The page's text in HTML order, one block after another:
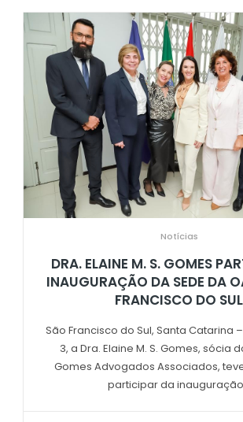
Notícias
DRA. ELAINE M. S. GOMES
INAUGURAÇÃO DA SEDE DA
FRANCISCO DO SUL
São Francisco do Sul, Santa Catarina
3, a Dra. Elaine M. S. Gomes, sócia
Gomes Advogados Associados,
participar da